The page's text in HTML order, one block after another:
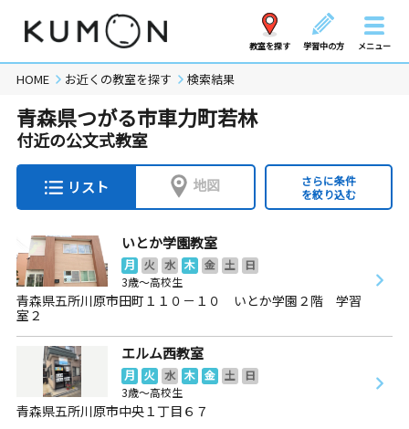
教室を探す 学習中の方 メニュー
HOME お近くの教室を探す 検索結果
青森県つがる市車力町若林
付近の公文式教室
リスト 地図
さらに条件
を絞り込む
いとか学園教室
月 火 水 木 金 土
日
3歳～高校生
青森県五所川原市田町１１０－１０ いとか学園２階 学習
室２
エルム西教室
月 火 水 木 金 土
日
3歳～高校生
青森県五所川原市中央１丁目６７